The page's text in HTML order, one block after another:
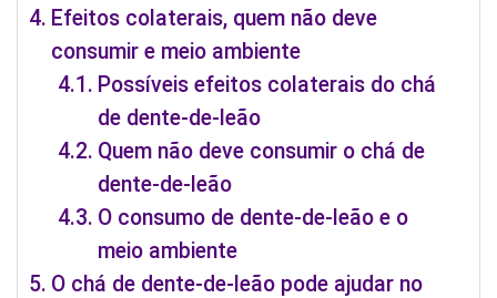
Efeitos colaterais, quem não deve
consumir e meio ambiente
Possíveis efeitos colaterais do chá
de dente-de-leão
Quem não deve consumir o chá de
dente-de-leão
O consumo de dente-de-leão e o
meio ambiente
O chá de dente-de-leão pode ajudar no